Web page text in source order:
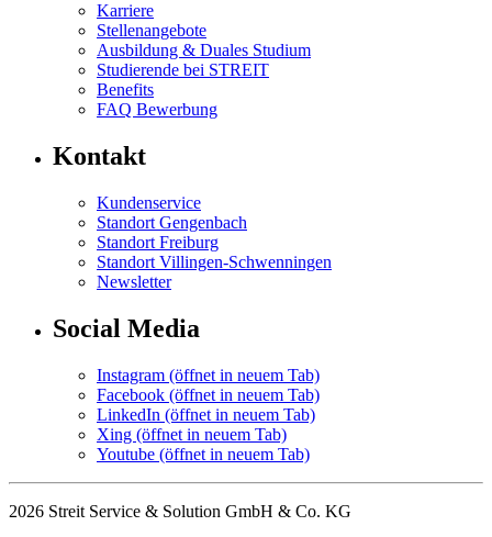
Karriere
Stellenangebote
Ausbildung & Duales Studium
Studierende bei STREIT
Benefits
FAQ Bewerbung
Kontakt
Kundenservice
Standort Gengenbach
Standort Freiburg
Standort Villingen-Schwenningen
Newsletter
Social Media
Instagram (öffnet in neuem Tab)
Facebook (öffnet in neuem Tab)
LinkedIn (öffnet in neuem Tab)
Xing (öffnet in neuem Tab)
Youtube (öffnet in neuem Tab)
2026 Streit Service & Solution GmbH & Co. KG